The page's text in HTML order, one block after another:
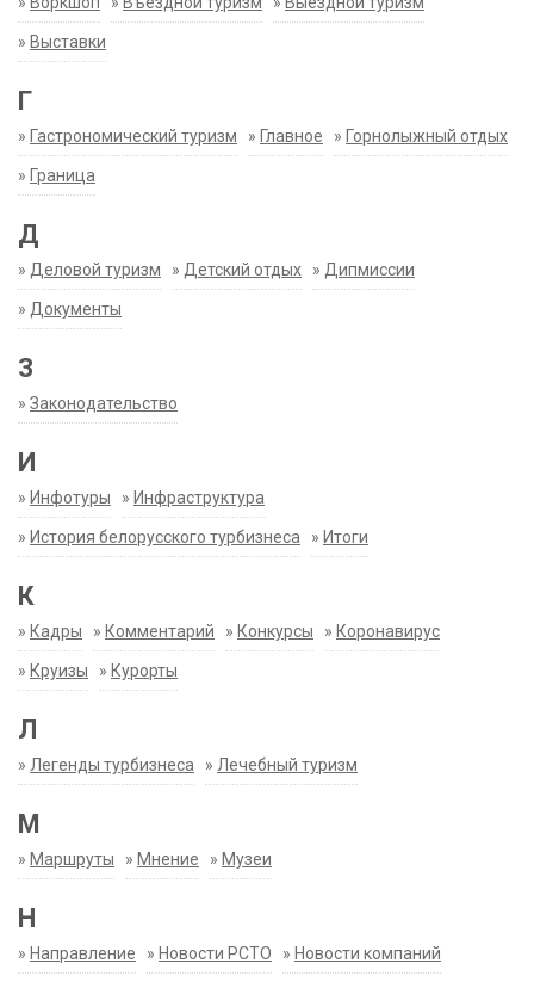
» Выставки
Г
» Гастрономический туризм » Главное » Горнолыжный отдых
» Граница
Д
» Деловой туризм » Детский отдых » Дипмиссии
» Документы
З
» Законодательство
И
» Инфотуры » Инфраструктура
» История белорусского турбизнеса » Итоги
К
» Кадры » Комментарий » Конкурсы » Коронавирус
» Круизы » Курорты
Л
» Легенды турбизнеса » Лечебный туризм
М
» Маршруты » Мнение » Музеи
Н
» Направление » Новости РСТО » Новости компаний